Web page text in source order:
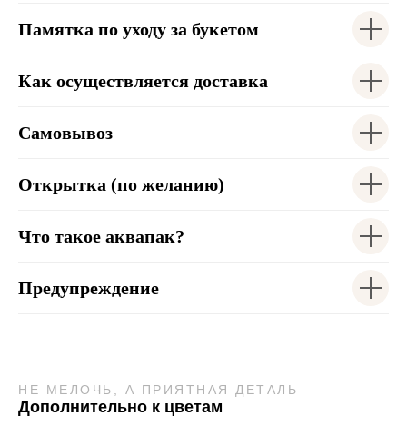
Памятка по уходу за букетом
Как осуществляется доставка
Самовывоз
Открытка (по желанию)
Что такое аквапак?
Предупреждение
НЕ МЕЛОЧЬ, А ПРИЯТНАЯ ДЕТАЛЬ
Дополнительно к цветам